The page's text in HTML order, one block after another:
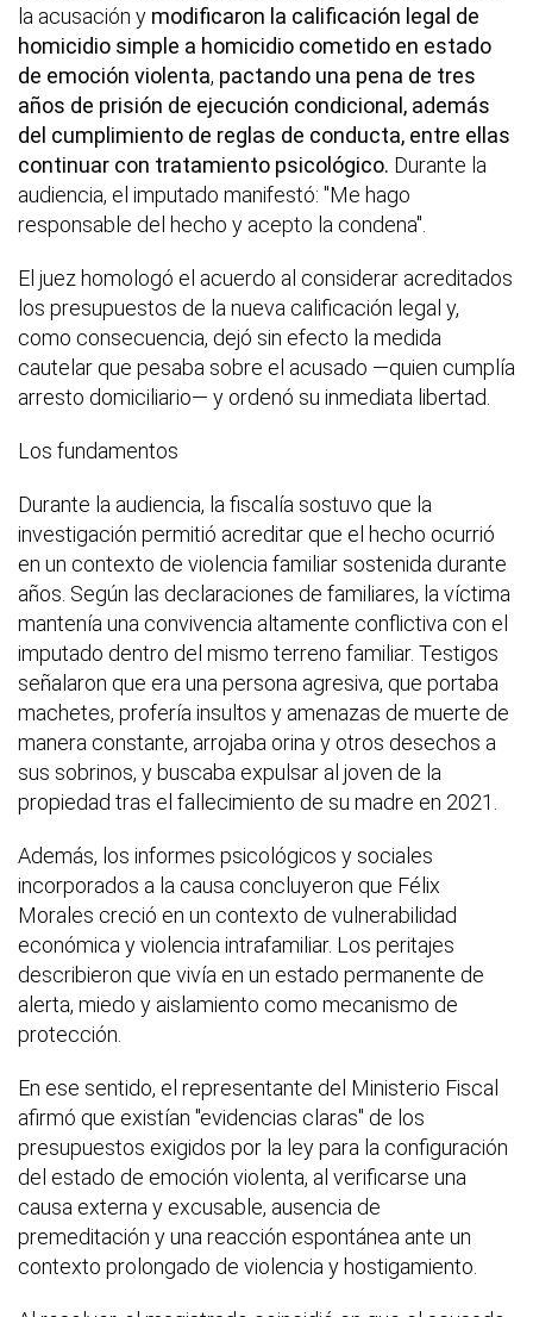
la acusación y modificaron la calificación legal de
homicidio simple a homicidio cometido en estado
de emoción violenta, pactando una pena de tres
años de prisión de ejecución condicional, además
del cumplimiento de reglas de conducta, entre ellas
continuar con tratamiento psicológico. Durante la
audiencia, el imputado manifestó: "Me hago
responsable del hecho y acepto la condena".
El juez homologó el acuerdo al considerar acreditados
los presupuestos de la nueva calificación legal y,
como consecuencia, dejó sin efecto la medida
cautelar que pesaba sobre el acusado —quien cumplía
arresto domiciliario— y ordenó su inmediata libertad.
Los fundamentos
Durante la audiencia, la fiscalía sostuvo que la
investigación permitió acreditar que el hecho ocurrió
en un contexto de violencia familiar sostenida durante
años. Según las declaraciones de familiares, la víctima
mantenía una convivencia altamente conflictiva con el
imputado dentro del mismo terreno familiar. Testigos
señalaron que era una persona agresiva, que portaba
machetes, profería insultos y amenazas de muerte de
manera constante, arrojaba orina y otros desechos a
sus sobrinos, y buscaba expulsar al joven de la
propiedad tras el fallecimiento de su madre en 2021.
Además, los informes psicológicos y sociales
incorporados a la causa concluyeron que Félix
Morales creció en un contexto de vulnerabilidad
económica y violencia intrafamiliar. Los peritajes
describieron que vivía en un estado permanente de
alerta, miedo y aislamiento como mecanismo de
protección.
En ese sentido, el representante del Ministerio Fiscal
afirmó que existían "evidencias claras" de los
presupuestos exigidos por la ley para la configuración
del estado de emoción violenta, al verificarse una
causa externa y excusable, ausencia de
premeditación y una reacción espontánea ante un
contexto prolongado de violencia y hostigamiento.